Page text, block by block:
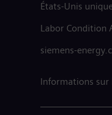
États-Unis
Labor Condition
siemens-
Informations sur